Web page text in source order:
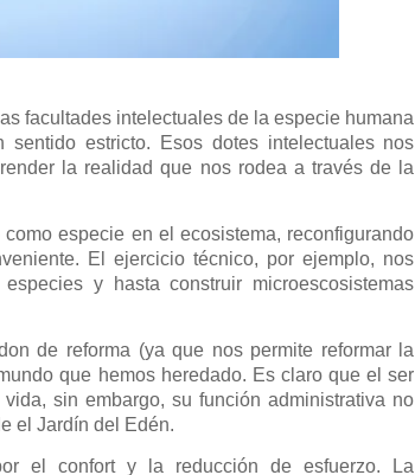
facultades intelectuales de la especie humana
estricto. Esos dotes intelectuales nos
la realidad que nos rodea a través de la
especie en el ecosistema, reconfigurando
El ejercicio técnico, por ejemplo, nos
y hasta construir microescosistemas
de reforma (ya que nos permite reformar la
que hemos heredado. Es claro que el ser
sin embargo, su función administrativa no
el Jardín del Edén.
el confort y la reducción de esfuerzo. La